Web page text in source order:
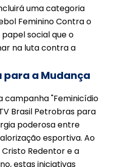
uma categoria
Feminino Contra o
social que o
na luta contra a
para a Mudança
campanha "Feminicídio
Brasil Petrobras para
poderosa entre
esportiva. Ao
Redentor e a
estas iniciativas